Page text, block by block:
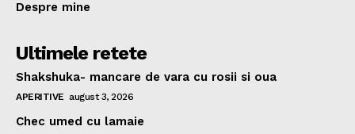
Despre mine
Ultimele retete
Shakshuka- mancare de vara cu rosii si oua
APERITIVE august 3, 2026
Chec umed cu lamaie